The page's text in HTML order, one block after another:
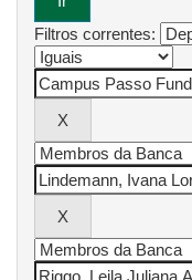
Filtros correntes: